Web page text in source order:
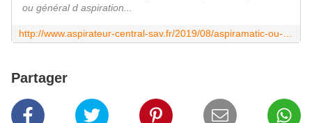
ou général d aspiration...
Partager